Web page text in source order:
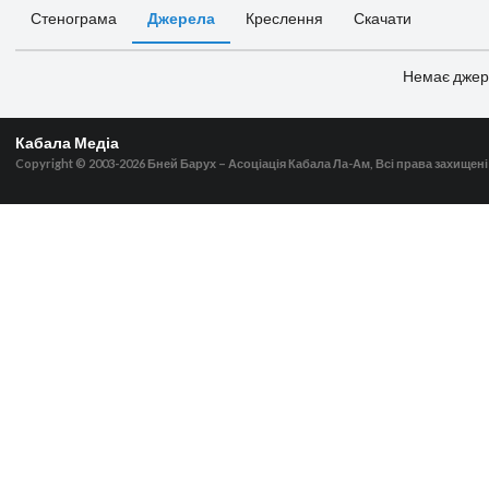
Стенограма Джерела Креслення Скачати
Немає
Кабала Медіа
Copyright © 2003-2026 Бней Барух – Асоціація Кабала Ла-Ам, Всі права захищені